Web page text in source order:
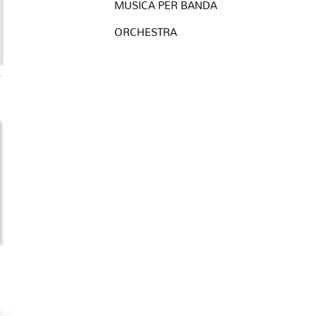
MUSICA PER BANDA
ORCHESTRA